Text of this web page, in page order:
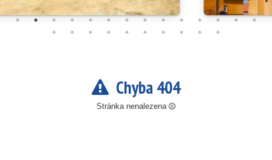
Chyba 404
Stránka nenalezena